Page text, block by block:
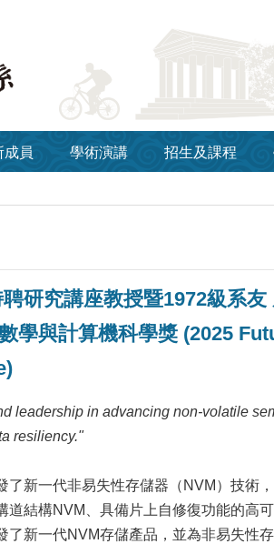
成員 學術演講 招生及課程
聘研究講座教授暨1972級系
學與計算機科學獎 (2025
leadership in advancing non-volatile
resiliency."
了新一代非易失性存儲器（NVM）技術
道結構NVM、具備片上自修復功能的高
了新一代NVM存儲產品，並為非易失性